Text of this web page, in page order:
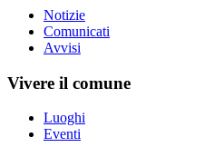
Notizie
Comunicati
Avvisi
Vivere il comune
Luoghi
Eventi